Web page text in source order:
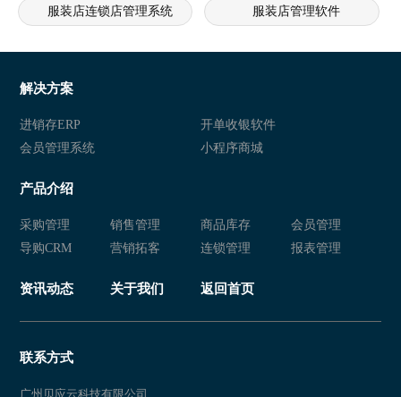
服装店连锁店管理系统 服装店管理软件
服装店连锁店管理系统
服装销售软件管理系统 服装店连锁店管理系统
服装店连锁店管理系统
服装店连锁店管理系统
服装店连锁店管理系统
解决方案
进销存ERP
开单收银软件
会员管理系统
小程序商城
产品介绍
采购管理 销售管理 商品库存
会员管理
导购CRM
营销拓客 连锁管理 报表管理
资讯动态 关于我们 返回首页
联系方式
广州贝应云科技有限公司